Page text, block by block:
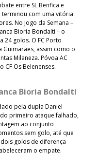
entre SL Benfica e
com uma vitória
No Jogo da Semana –
Bioria Bondalti – o
24 golos. O FC Porto
Guimarães, assim como o
Milaneza. Póvoa AC
CF Os Belenenses.
Bioria Bondalti
pela dupla Daniel
primeiro ataque falhado,
ao conjunto
sem golo, até que
golos de diferença
o empate.